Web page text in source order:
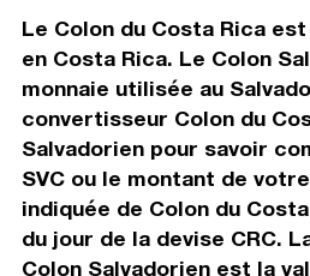
Le Colon du Costa Rica
en Costa Rica. Le Colon
monnaie utilisée au
convertisseur Colon du
Salvadorien pour savoir
SVC ou le montant de
indiquée de Colon du
du jour de la devise CRC.
Colon Salvadorien est la